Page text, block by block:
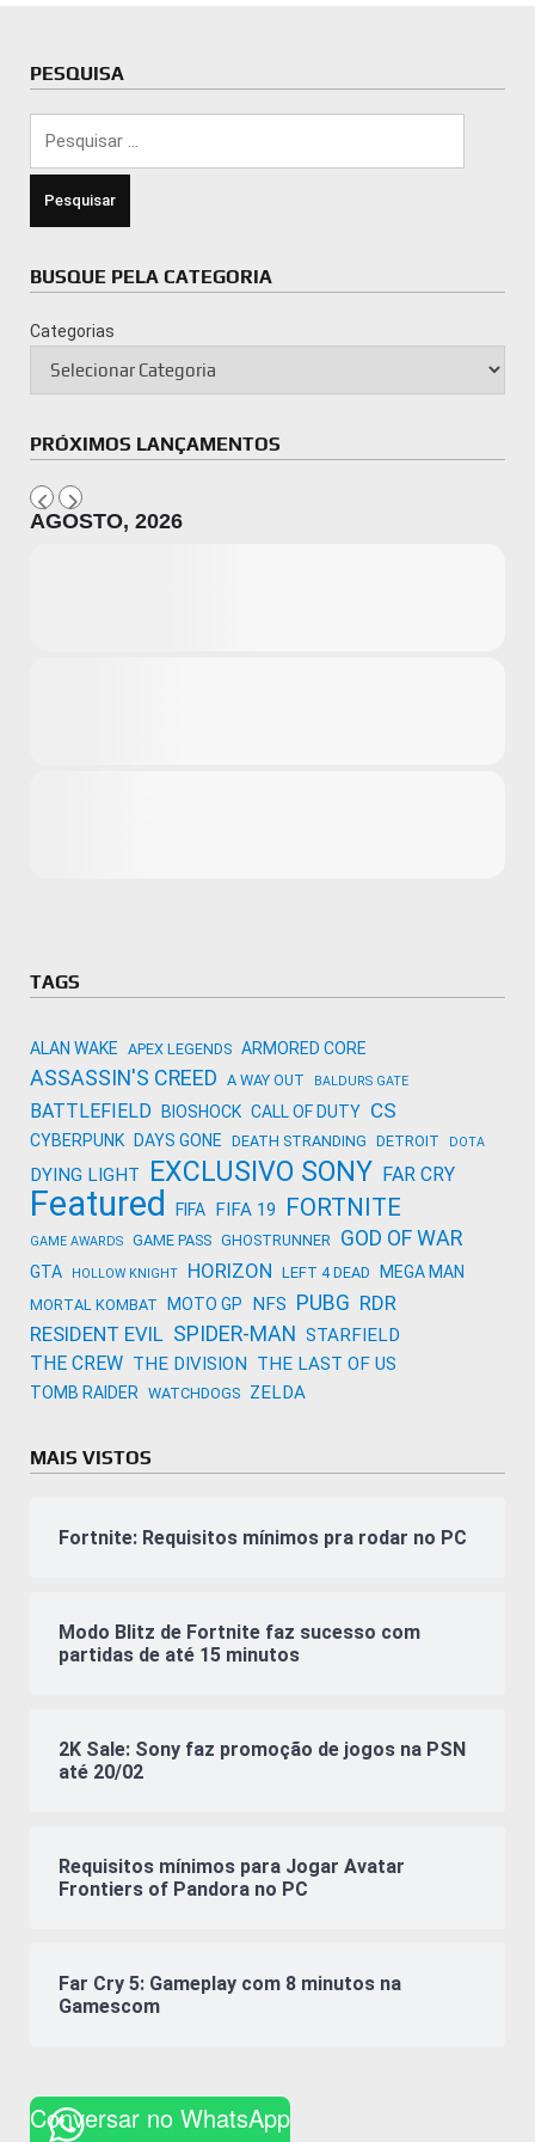
PESQUISA
BUSQUE PELA CATEGORIA
Categorias
PRÓXIMOS LANÇAMENTOS
AGOSTO, 2026
TAGS
ALAN WAKE APEX LEGENDS ARMORED CORE
ASSASSIN'S CREED A WAY OUT BALDURS GATE
BATTLEFIELD BIOSHOCK CALL OF DUTY CS
CYBERPUNK DAYS GONE DEATH STRANDING DETROIT DOTA
DYING LIGHT EXCLUSIVO SONY FAR CRY
Featured FIFA FIFA 19 FORTNITE
GAME AWARDS GAME PASS GHOSTRUNNER GOD OF WAR
GTA HOLLOW KNIGHT HORIZON LEFT 4 DEAD MEGA MAN
MORTAL KOMBAT MOTO GP NFS PUBG RDR
RESIDENT EVIL SPIDER-MAN STARFIELD
THE CREW THE DIVISION THE LAST OF US
TOMB RAIDER WATCHDOGS ZELDA
MAIS VISTOS
Fortnite: Requisitos mínimos pra rodar no PC
Modo Blitz de Fortnite faz sucesso com
partidas de até 15 minutos
2K Sale: Sony faz promoção de jogos na PSN
até 20/02
Requisitos mínimos para Jogar Avatar
Frontiers of Pandora no PC
Far Cry 5: Gameplay com 8 minutos na
Gamescom
Conversar no WhatsApp